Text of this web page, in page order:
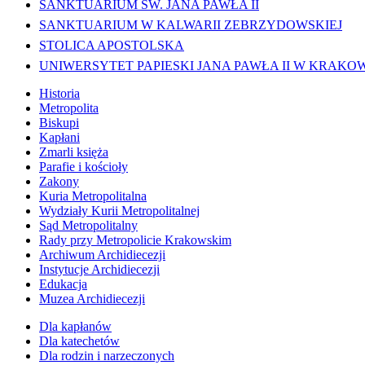
SANKTUARIUM ŚW. JANA PAWŁA II
SANKTUARIUM W KALWARII ZEBRZYDOWSKIEJ
STOLICA APOSTOLSKA
UNIWERSYTET PAPIESKI JANA PAWŁA II W
Historia
Metropolita
Biskupi
Kapłani
Zmarli księża
Parafie i kościoły
Zakony
Kuria Metropolitalna
Wydziały Kurii Metropolitalnej
Sąd Metropolitalny
Rady przy Metropolicie Krakowskim
Archiwum Archidiecezji
Instytucje Archidiecezji
Edukacja
Muzea Archidiecezji
Dla kapłanów
Dla katechetów
Dla rodzin i narzeczonych